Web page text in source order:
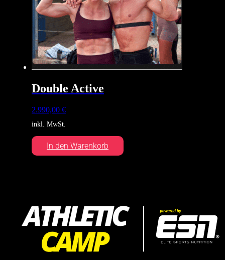
Double Active
2.990,00 €
inkl. MwSt.
In den Warenkorb